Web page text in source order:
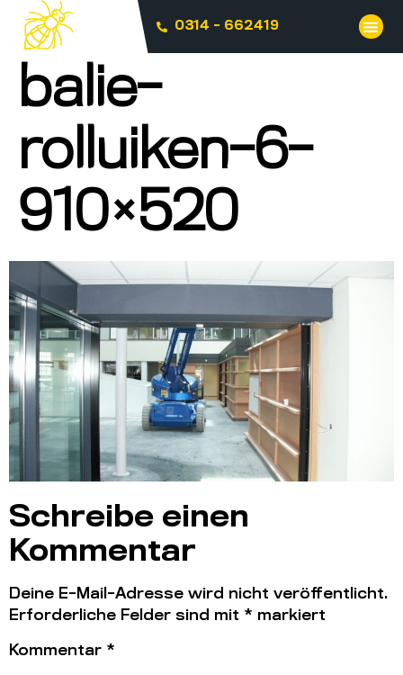
0314 - 662419
balie-
rolluiken-6-
910×520
Schreibe einen
Kommentar
Deine E-Mail-Adresse wird nicht veröffentlicht.
Erforderliche Felder sind mit * markiert
Kommentar *